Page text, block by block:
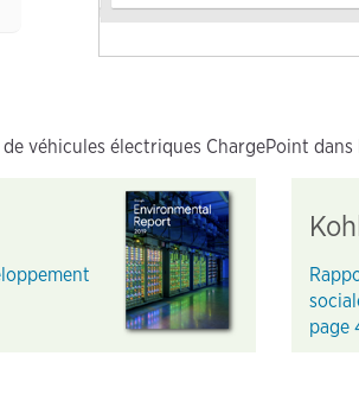
véhicules électriques ChargePoint
page